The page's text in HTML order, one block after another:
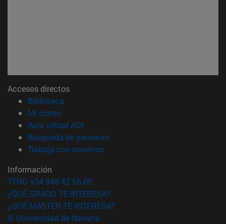
Accesos directos
Biblioteca
Mi correo(abre en nueva ventana)
Aula virtual ADI
Búsqueda de personas(abre en nueva ventana)
Trabaja con nosotros(abre en nueva ventana)
Información
TFNO +34 948 42 56 00
¿QUÉ GRADO TE INTERESA?
¿QUÉ MÁSTER TE INTERESA?
© Universidad de Navarra